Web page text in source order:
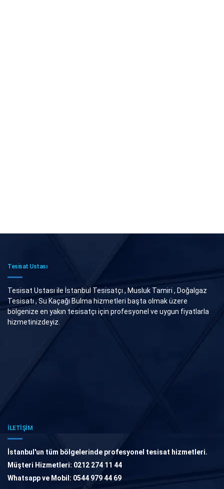
Tesisat Ustası
Tesisat Ustası ile İstanbul Tesisatçı , Musluk Tamiri , Doğalgaz
Tesisatı , Su Kaçağı Bulma hizmetleri başta olmak üzere
bölgenize en yakın tesisatçı için profesyonel ve uygun fiyatlarla
hizmetinizdeyiz.
İLETİŞİM
İstanbul'un tüm bölgelerinde profesyonel tesisat hizmetleri.
Müşteri Hizmetleri: 0212 274 11 44
Whatsapp ve Mobil: 0544 979 44 69